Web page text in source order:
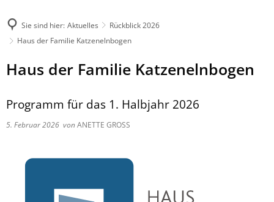
Sie sind hier: Aktuelles
Rückblick 2026
Haus der Familie Katzenelnbogen
Haus der Familie Katzenelnbogen
Programm für das 1. Halbjahr 2026
5. Februar 2026 vonANETTE GROSS